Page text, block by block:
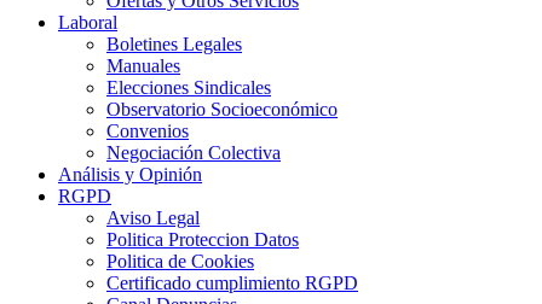
Laboral
Boletines Legales
Manuales
Elecciones Sindicales
Observatorio Socioeconómico
Convenios
Negociación Colectiva
Análisis y Opinión
RGPD
Aviso Legal
Politica Proteccion Datos
Politica de Cookies
Certificado cumplimiento RGPD